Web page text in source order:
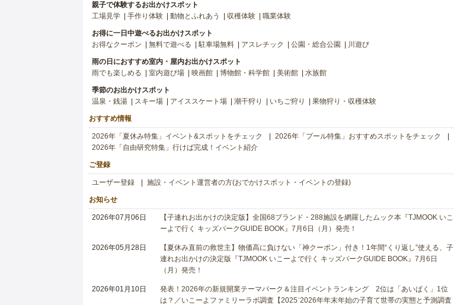
親子で体験するお出かけスポット
工場見学
手作り体験 動物とふれあう 収穫体験 職業体験
お得に一日中遊べるお出かけスポット
お得なクーポン
無料で遊べる 駐車場無料 アスレチック 公園・総合公園 川遊び
雨の日におすすめ室内・屋内お出かけスポット
雨でも楽しめる
室内遊び場 映画館 博物館・科学館 美術館 水族館
季節のお出かけスポット
温泉・銭湯
スキー場 アイススケート場 潮干狩り いちご狩り 果物狩り・収穫体験
おすすめ情報
2026年「夏休み特集」イベント&スポットをチェック
2026年「プール特集」おすすめスポットをチェック
2026年「自由研究特集」行けば完成！イベント紹介
ご登録
ユーザー登録 施設・イベント運営者の方(おでかけスポット・イベントの登録)
お知らせ
2026年07月06日
【子連れお出かけの決定版】全国68ブランド・288施設を網羅したムック本『TJMOOK いこ
ーよで行く キッズパークGUIDE BOOK』7月6日（月）発売！
2026年05月28日
【夏休み直前の救世主】物価高に負けない「神クーポン」付き！1年間“くり返し”使える、子
連れお出かけの決定版『TJMOOK いこーよで行く キッズパークGUIDE BOOK』7月6日
（月）発売！
2026年01月10日
発表！2026年の新規開業テーマパーク＆注目イベントランキング 2位は「あいぱく」1位
は？／いこーよファミリーラボ調査【2025⁻2026年年末年始の子育て世帯の実態と予測調査